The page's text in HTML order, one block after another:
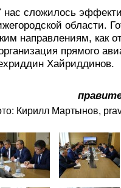
нас сложилось
области.
направлениям, как
прямого
Хайриддинов.
Кирилл Мартынов,